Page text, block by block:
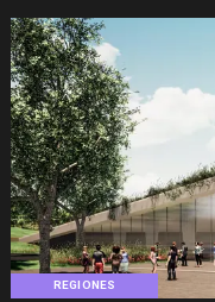
REGIONES